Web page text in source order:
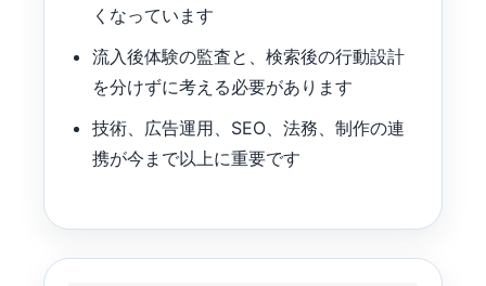
くなっています
流入後体験の監査と、検索後の行動設計
を分けずに考える必要があります
技術、広告運用、SEO、法務、制作の連
携が今まで以上に重要です